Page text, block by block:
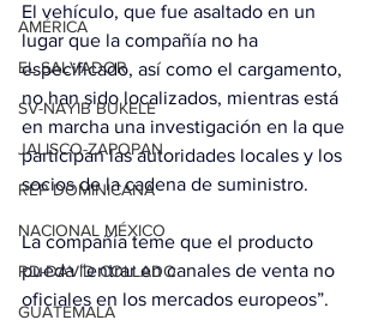
AMÉRICA
EL SALVADOR
SV-NAYIB BUKELE
JALISCO-ZAPOPAN
REP DOMINICANA
NACIONAL MÉXICO
RD-DAVID COLLADO
GUATEMALA
El vehículo, que fue asaltado en un
lugar que la compañía no ha
especificado, así como el cargamento,
no han sido localizados, mientras está
en marcha una investigación en la que
participan las autoridades locales y los
socios de la cadena de suministro.
La compañía teme que el producto
pueda “entrar en canales de venta no
oficiales en los mercados europeos”.